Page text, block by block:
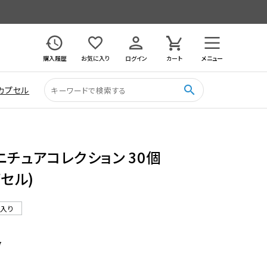
購入履歴
お気に入り ログイン カート メニュー
プセル search
チュアコレクション 30個
ル)
り